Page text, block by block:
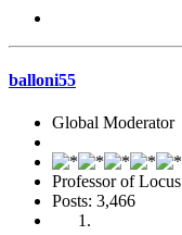
balloni55
Global Moderator
Professor of Locus
Posts: 3,466